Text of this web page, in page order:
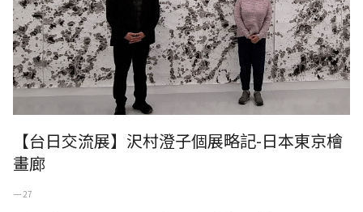
【台日交流展】沢村澄子個展略記-日本東京檜
畫廊
一 27